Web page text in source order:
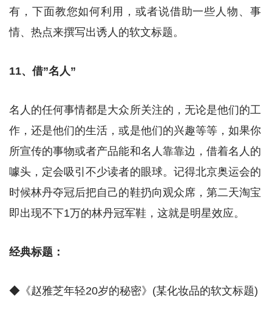
有，下面教您如何利用，或者说借助一些人物、事
情、热点来撰写出诱人的软文标题。
11、借”名人”
名人的任何事情都是大众所关注的，无论是他们的工
作，还是他们的生活，或是他们的兴趣等等，如果你
所宣传的事物或者产品能和名人靠靠边，借着名人的
噱头，定会吸引不少读者的眼球。记得北京奥运会的
时候林丹夺冠后把自己的鞋扔向观众席，第二天淘宝
即出现不下1万的林丹冠军鞋，这就是明星效应。
经典标题：
◆《赵雅芝年轻20岁的秘密》(某化妆品的软文标题)